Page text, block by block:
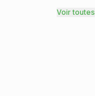
Vérifié
Voir toutes